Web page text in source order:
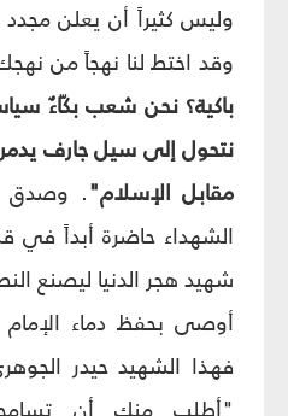
وليس كثيراً أن يعلن
وقد اختط لنا نهجاً من
باكية؟ نحن شعب بكّاءٌ
نتحول إلى سيل جارف
مقابل الإسلام". وصدق
الشهداء حاضرة أبداً في
شهيد هجر الدنيا ليصنع
أوصى بحفظ دماء
فهذا الشهيد حيدر